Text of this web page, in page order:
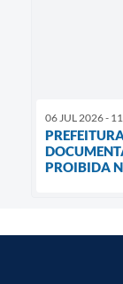
06 JUL 2026 -
PROIBIDA